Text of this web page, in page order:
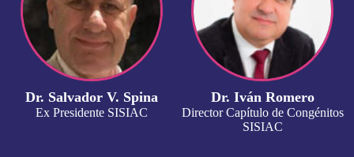
Dr. Salvador V. Spina
Ex Presidente SISIAC
Dr. Iván Romero
Director Capítulo de Congénitos
SISIAC